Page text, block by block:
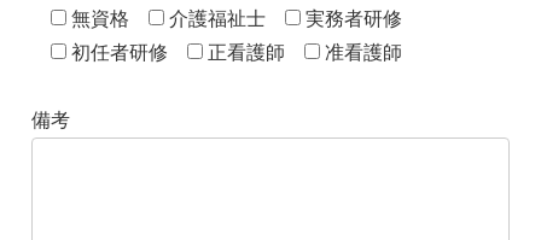
無資格
介護福祉士
実務者研修
初任者研修
正看護師 准看護師
備考